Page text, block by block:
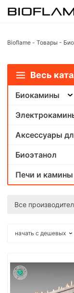
Bioflame - Товары -
Весь
Биокамины
Аксессуары
Биоэтанол
Печи и камины
Все